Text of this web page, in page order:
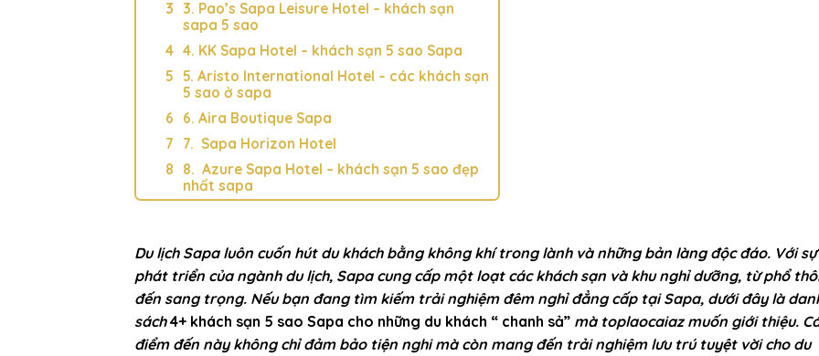
3. Pao’s Sapa Leisure Hotel – khách sạn
sapa 5 sao
4. KK Sapa Hotel – khách sạn 5 sao Sapa
5. Aristo International Hotel – các khách sạn
5 sao ở sapa
6. Aira Boutique Sapa
7. Sapa Horizon Hotel
8. Azure Sapa Hotel – khách sạn 5 sao đẹp
nhất sapa
Du lịch Sapa luôn cuốn hút du khách bằng không khí trong lành và những bản làng độc đáo. Với sự
phát triển của ngành du lịch, Sapa cung cấp một loạt các khách sạn và khu nghỉ dưỡng, từ phổ
đến sang trọng. Nếu bạn đang tìm kiếm trải nghiệm đêm nghỉ đẳng cấp tại Sapa, dưới đây là
sách4+ khách sạn 5 sao Sapa cho những du khách “ chanh sả” mà toplaocaiaz muốn giới thiệu.
điểm đến này không chỉ đảm bảo tiện nghi mà còn mang đến trải nghiệm lưu trú tuyệt vời cho du